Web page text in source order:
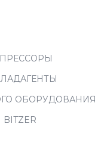
ОБОРУДОВАНИЯ